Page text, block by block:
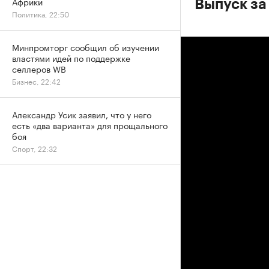
Выпуск
Политика, 22:50
Минпромторг сообщил об изучении
властями идей по поддержке
селлеров WB
Бизнес, 22:42
Александр Усик заявил, что у него
есть «два варианта» для прощального
боя
Спорт, 22:32